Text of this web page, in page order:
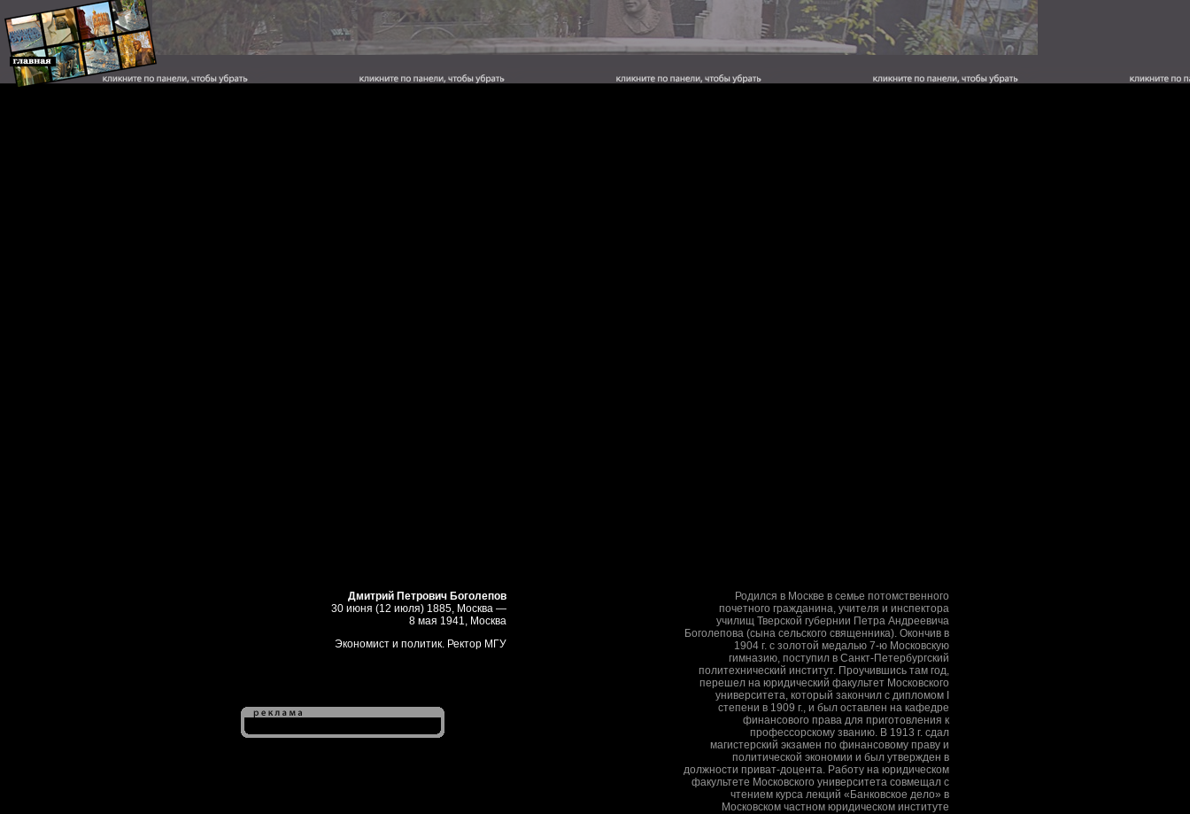
Дмитрий Петрович Боголепов
30 июня (12 июля) 1885, Москва —
8 мая 1941, Москва
Экономист и политик. Ректор МГУ
Родился в Москве в семье потомственного
почетного гражданина, учителя и инспектора
училищ Тверской губернии Петра Андреевича
Боголепова (сына сельского священника). Окончив в
1904 г. с золотой медалью 7-ю Московскую
гимназию, поступил в Санкт-Петербургский
политехнический институт. Проучившись там год,
перешел на юридический факультет Московского
университета, который закончил с дипломом I
степени в 1909 г., и был оставлен на кафедре
финансового права для приготовления к
профессорскому званию. В 1913 г. сдал
магистерский экзамен по финансовому праву и
политической экономии и был утвержден в
должности приват-доцента. Работу на юридическом
факультете Московского университета совмещал с
чтением курса лекций «Банковское дело» в
Московском частном юридическом институте